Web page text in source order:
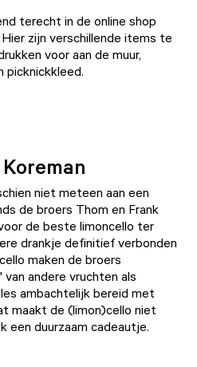
terecht in de online shop
Hier zijn verschillende items te
voor aan de muur,
picknickkleed.
niet meteen aan een
de broers Thom en Frank
de beste limoncello ter
drankje definitief verbonden
maken de broers
andere vruchten als
ambachtelijk bereid met
maakt de (limon)cello niet
een duurzaam cadeautje.